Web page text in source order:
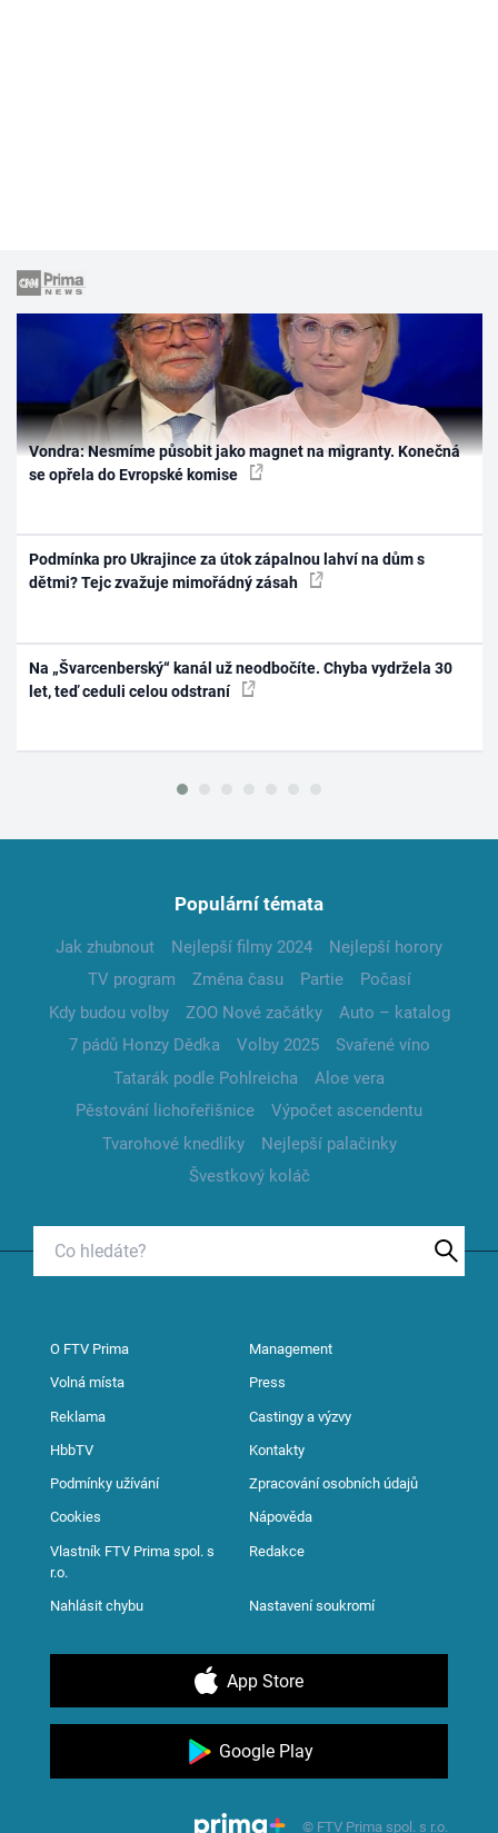
Vondra: Nesmíme působit jako magnet na migranty. Konečná
se opřela do Evropské komise
Podmínka pro Ukrajince za útok zápalnou lahví na dům s
dětmi? Tejc zvažuje mimořádný zásah
Na „Švarcenberský“ kanál už neodbočíte. Chyba vydržela 30
let, teď ceduli celou odstraní
Populární témata
Jak zhubnout Nejlepší filmy 2024
Nejlepší horory
TV program
Změna času Partie
Počasí
Kdy budou volby
ZOO Nové začátky
Auto – katalog
7 pádů Honzy Dědka
Volby 2025
Svařené víno
Tatarák podle Pohlreicha
Aloe vera
Pěstování lichořeřišnice
Výpočet ascendentu
Tvarohové knedlíky
Nejlepší palačinky
Švestkový koláč
O FTV Prima Management
Volná místa Press
Reklama Castingy a výzvy
HbbTV Kontakty
Podmínky užívání Zpracování osobních údajů
Cookies Nápověda
Vlastník FTV Prima spol. s
r.o.
Redakce
Nahlásit chybu Nastavení soukromí
App Store
Google Play
© FTV Prima spol. s r.o.